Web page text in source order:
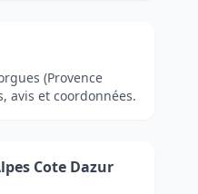
(Provence
avis et coordonnées.
Cote Dazur